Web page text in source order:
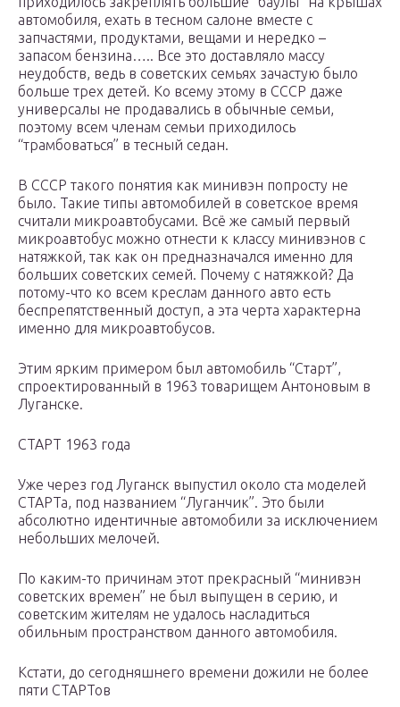
автомобиля, ехать в тесном салоне вместе с
запчастями, продуктами, вещами и нередко –
запасом бензина….. Все это доставляло массу
неудобств, ведь в советских семьях зачастую было
больше трех детей. Ко всему этому в СССР даже
универсалы не продавались в обычные семьи,
поэтому всем членам семьи приходилось
“трамбоваться” в тесный седан.
В СССР такого понятия как минивэн попросту не
было. Такие типы автомобилей в советское время
считали микроавтобусами. Всё же самый первый
микроавтобус можно отнести к классу минивэнов с
натяжкой, так как он предназначался именно для
больших советских семей. Почему с натяжкой? Да
потому-что ко всем креслам данного авто есть
беспрепятственный доступ, а эта черта характерна
именно для микроавтобусов.
Этим ярким примером был автомобиль “Старт”,
спроектированный в 1963 товарищем Антоновым в
Луганске.
СТАРТ 1963 года
Уже через год Луганск выпустил около ста моделей
СТАРТа, под названием “Луганчик”. Это были
абсолютно идентичные автомобили за исключением
небольших мелочей.
По каким-то причинам этот прекрасный “минивэн
советских времен” не был выпущен в серию, и
советским жителям не удалось насладиться
обильным пространством данного автомобиля.
Кстати, до сегодняшнего времени дожили не более
пяти СТАРТов